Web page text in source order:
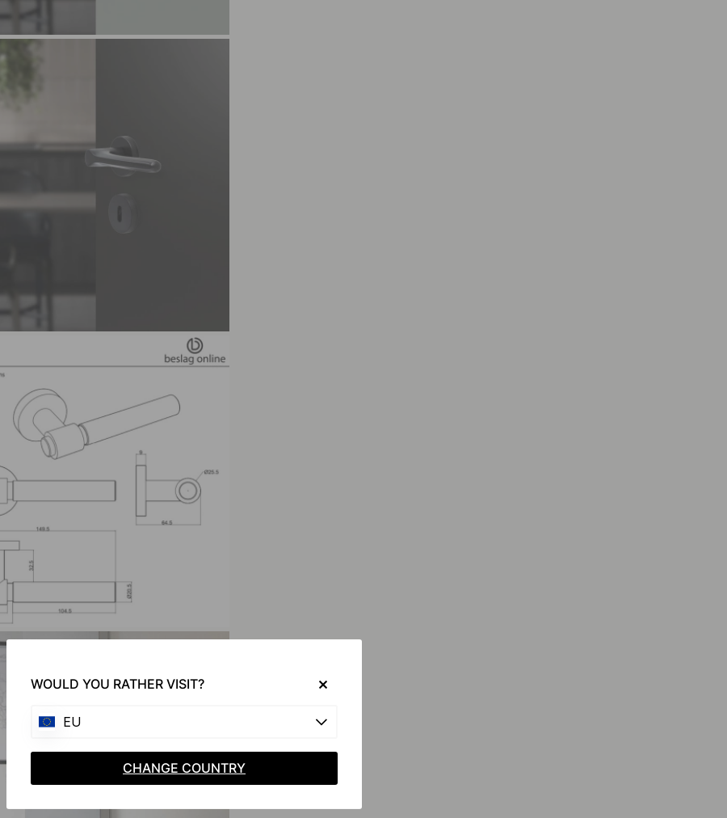
WOULD YOU RATHER VISIT?
EU
CHANGE COUNTRY